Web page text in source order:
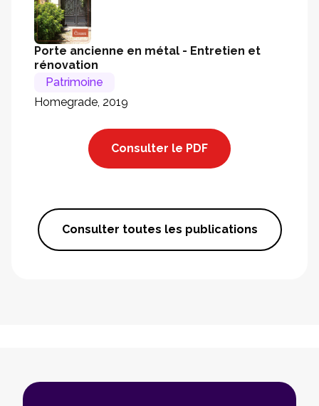
Porte ancienne en métal - Entretien et
rénovation
Patrimoine
Homegrade, 2019
Consulter le PDF
Consulter toutes les publications